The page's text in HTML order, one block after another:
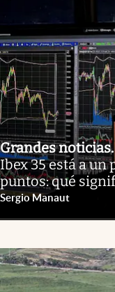
Grandes noticias.
Ibex 35 está a un
puntos: qué
Sergio Manaut